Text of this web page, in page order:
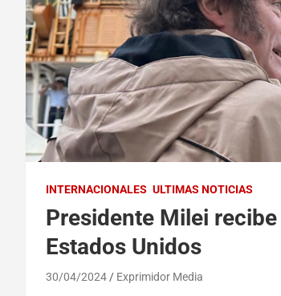
INTERNACIONALES ULTIMAS NOTICIAS
Presidente Milei
Estados Unidos
30/04/2024 Exprimidor Media